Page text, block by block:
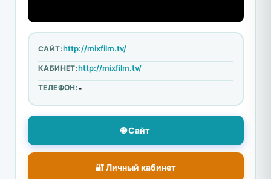
САЙТ:http://mixfilm.tv/
КАБИНЕТ:http://mixfilm.tv/
ТЕЛЕФОН:-
🌐 Сайт
🔐 Личный кабинет